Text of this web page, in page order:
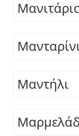
Μαντήλι